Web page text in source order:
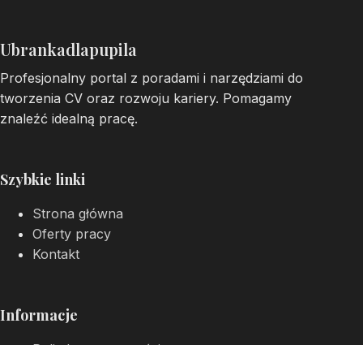
Ubrankadlapupila
Profesjonalny portal z poradami i narzędziami do
tworzenia CV oraz rozwoju kariery. Pomagamy
znaleźć idealną pracę.
Szybkie linki
Strona główna
Oferty pracy
Kontakt
Informacje